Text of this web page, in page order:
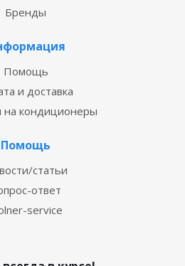
Бренды
Помощь
и доставка
на кондиционеры
Помощь
статьи
ответ
service